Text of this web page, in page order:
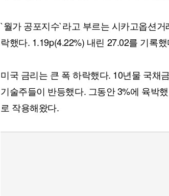
`월가 공포지수`라고 부르는 시카고옵션
락했다. 1.19p(4.22%) 내린 27.02를 기록
미국 금리는 큰 폭 하락했다. 10년물 국채
기술주들이 반등했다. 그동안 3%에 육박
로 작용해왔다.